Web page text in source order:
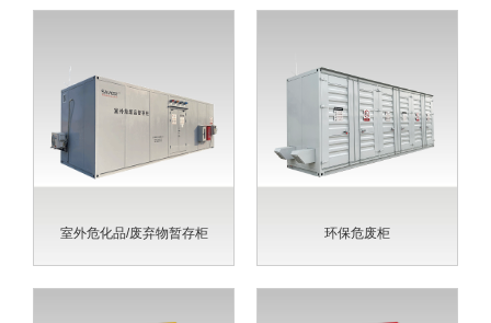
室外危化品/废弃物暂存柜 环保危废柜